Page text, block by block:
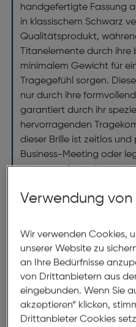
handgefertigte Fassung
in klassischem Schwarz
Qualitätsprodukt,
Titanelemente durch
minimalem Gewicht für
Tragegefühl sorgen.
nur durch ihre
garantiert durch ihr
hervorragenden
dieser Brille ist zeitlos
Business-Meeting oder
Vertrauen Sie auf
außergewöhnlichen Brille.
Abmessungen
Brillenbreite:146mm
Steg:18mm
Glasbreite:
55mm
Verwendung
Wir verwenden Cookies,
unserer Website zu
an Ihre Bedürfnisse
von Drittanbietern aus
eingebunden. Wenn Sie
akzeptieren“ klicken,
Drittanbieter Cookies